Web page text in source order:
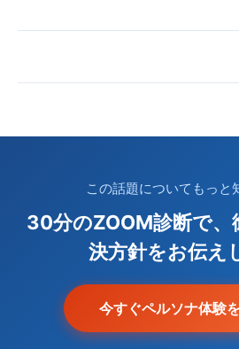
この話題についてもっと
30分のZOOM診断で、
決方針をお伝え
今すぐペルソナ体験